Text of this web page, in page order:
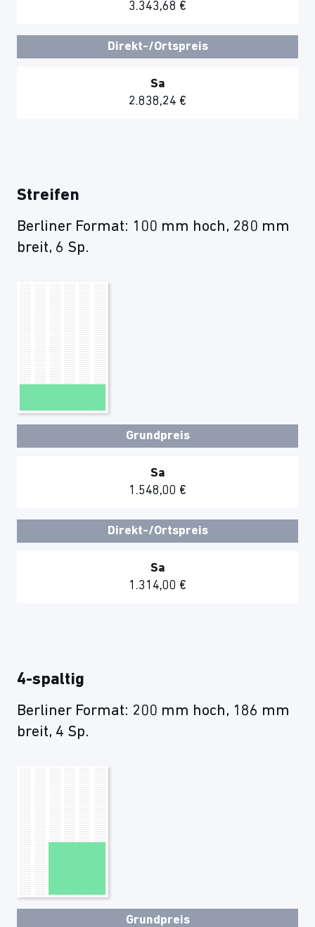
3.343,68 €
Direkt-/Ortspreis
Sa
2.838,24 €
Streifen
Berliner Format: 100 mm hoch, 280 mm
breit, 6 Sp.
Grundpreis
Sa
1.548,00 €
Direkt-/Ortspreis
Sa
1.314,00 €
4-spaltig
Berliner Format: 200 mm hoch, 186 mm
breit, 4 Sp.
Grundpreis